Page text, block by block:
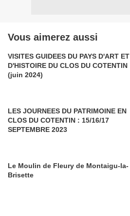
Vous aimerez aussi
VISITES GUIDEES DU PAYS D'ART ET
D'HISTOIRE DU CLOS DU COTENTIN
(juin 2024)
LES JOURNEES DU PATRIMOINE EN
CLOS DU COTENTIN : 15/16/17
SEPTEMBRE 2023
Le Moulin de Fleury de Montaigu-la-
Brisette